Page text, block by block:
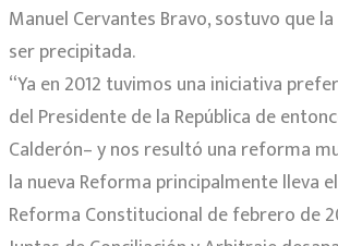
Manuel Cervantes Bravo, sostuvo que
ser precipitada.
“Ya en 2012 tuvimos una iniciativa
del Presidente de la República de
Calderón– y nos resultó una reforma
la nueva Reforma principalmente lleva
Reforma Constitucional de febrero de